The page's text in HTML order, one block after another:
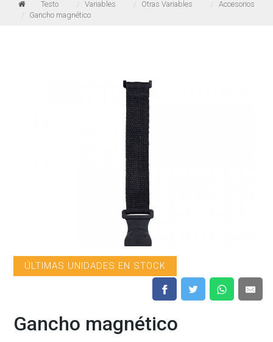
Testo Variables Otras Variables
Accesorios
Gancho magnético
ÚLTIMAS UNIDADES EN STOCK
Gancho magnético